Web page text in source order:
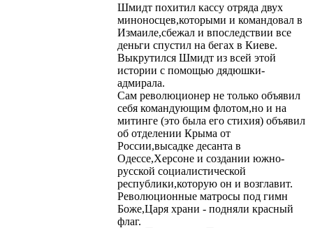
Шмидт похитил кассу отряда двух
миноносцев,которыми и командовал в
Измаиле,сбежал и впоследствии все
деньги спустил на бегах в Киеве.
Выкрутился Шмидт из всей этой
истории с помощью дядюшки-
адмирала.
Сам революционер не только объявил
себя командующим флотом,но и на
митинге (это была его стихия) объявил
об отделении Крыма от
России,высадке десанта в
Одессе,Херсоне и создании южно-
русской социалистической
республики,которую он и возглавит.
Революционные матросы под гимн
Боже,Царя храни - подняли красный
флаг.